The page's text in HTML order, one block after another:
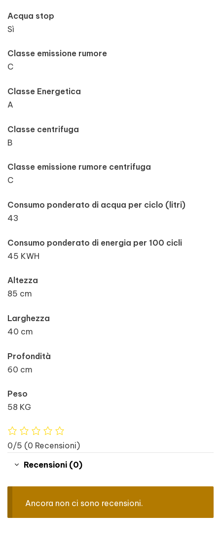
Acqua stop
Sì
Classe emissione rumore
C
Classe Energetica
A
Classe centrifuga
B
Classe emissione rumore centrifuga
C
Consumo ponderato di acqua per ciclo (litri)
43
Consumo ponderato di energia per 100 cicli
45 KWH
Altezza
85 cm
Larghezza
40 cm
Profondità
60 cm
Peso
58 KG
0/5 (0 Recensioni)
Recensioni (0)
Ancora non ci sono recensioni.